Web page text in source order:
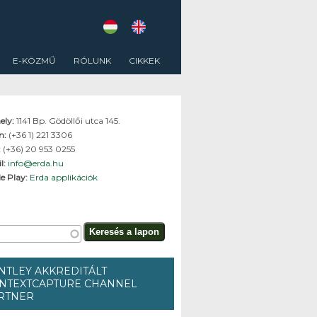
CIKKEK
RÓLUNK
E-KÖZMŰ
1141 Bp. Gödöllői utca 145.
(+36 1) 221 3306
(+36) 20 953 0255
info@erda.hu
Play: Erda applikációk
űrlap
a lapon
AKKREDITÁLT
CHANNEL